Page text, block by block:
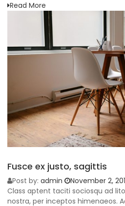
Read More
Fusce ex justo, sagittis
Post by: admin November 2,
Class aptent taciti sociosqu ad
nostra, per inceptos himenaeos.